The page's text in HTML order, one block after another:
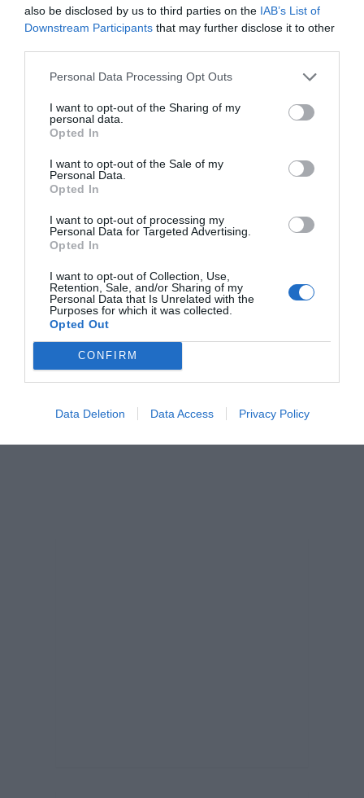
also be disclosed by us to third parties on the IAB’s List of
Downstream Participants that may further disclose it to other
Personal Data Processing Opt Outs
I want to opt-out of the Sharing of my
personal data.
Opted In
I want to opt-out of the Sale of my
Personal Data.
Opted In
I want to opt-out of processing my
Personal Data for Targeted Advertising.
Opted In
I want to opt-out of Collection, Use,
Retention, Sale, and/or Sharing of my
Personal Data that Is Unrelated with the
Purposes for which it was collected.
Opted Out
CONFIRM
Data Deletion Data Access Privacy Policy
Jaa artikkeli:
F
a
c
e
b
o
o
k
M
e
ss
e
n
g
er
X
W
h
s
p
C
o
y
n
S
h
e